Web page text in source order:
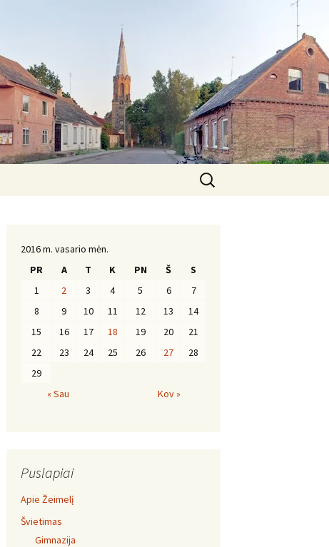
Ieškoti:
2016 m. vasario mėn.
PR
A T K PN Š
S
1
2 3 4 5 6
7
8
9 10 11 12 13
14
15
16 17 18 19 20
21
22
23 24 25 26 27
28
29
« Sau
Kov »
Puslapiai
Apie Žeimelį
Švietimas
Gimnazija